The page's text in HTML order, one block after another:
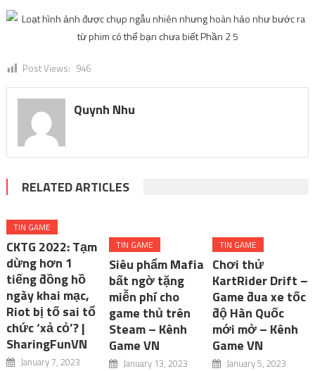
Post Views: 946
Quynh Nhu
RELATED ARTICLES
TIN GAME
CKTG 2022: Tạm
dừng hơn 1
tiếng đồng hồ
ngày khai mạc,
Riot bị tố sai tổ
chức ‘xả cỏ’? |
SharingFunVN
January 7, 2023
TIN GAME
Siêu phẩm Mafia
bất ngờ tặng
miễn phí cho
game thủ trên
Steam – Kênh
Game VN
January 13, 2023
TIN GAME
Chơi thử
KartRider Drift –
Game đua xe tốc
độ Hàn Quốc
mới mở – Kênh
Game VN
January 5, 2023